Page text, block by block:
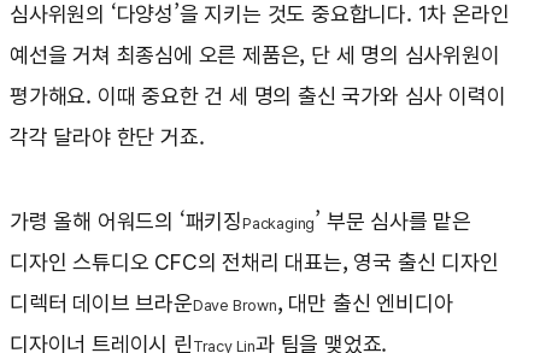
심사위원의 ‘다양성’을 지키는 것도 중요합니다. 1차 온라인
예선을 거쳐 최종심에 오른 제품은, 단 세 명의 심사위원이
평가해요. 이때 중요한 건 세 명의 출신 국가와 심사 이력이
각각 달라야 한단 거죠.
가령 올해 어워드의 ‘패키징Packaging’ 부문 심사를 맡은
디자인 스튜디오 CFC의 전채리 대표는, 영국 출신 디자인
디렉터 데이브 브라운Dave Brown, 대만 출신 엔비디아
디자이너 트레이시 린 Tracy Lin과 팀을 맺었죠.